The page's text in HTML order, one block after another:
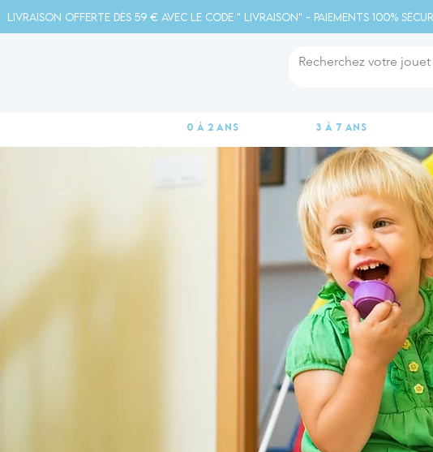
Livraison offerte dès 59 € avec le code " livraison" - Paiements 100%
0 à 2 ans 3 à 7 ans